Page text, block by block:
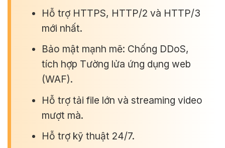
Hỗ trợ HTTPS, HTTP/2 và HTTP/3
mới nhất.
Bảo mật mạnh mẽ: Chống DDoS,
tích hợp Tường lửa ứng dụng web
(WAF).
Hỗ trợ tải file lớn và streaming video
mượt mà.
Hỗ trợ kỹ thuật 24/7.